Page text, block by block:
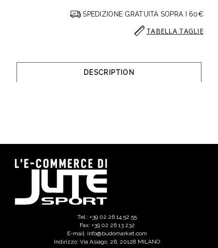
SPEDIZIONE GRATUITA SOPRA I 60€
TABELLA TAGLIE
DESCRIPTION
Tel.: +39 02 26 14 52 55
Fax: +39 02 26 13 232
E-mail: info@budomarket.com
Indirizzo: Via Asiago, 26, 20128 MILANO